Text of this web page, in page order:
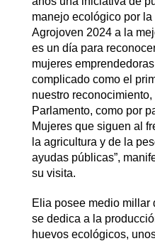
manejo ecológico por
Agrojoven 2024 a la
es un día para
mujeres
complicado como el
nuestro reconocimiento,
Parlamento, como por
Mujeres que siguen al
la agricultura y de la
ayudas públicas”,
su visita.
Elia posee medio millar
se dedica a la
huevos ecológicos,